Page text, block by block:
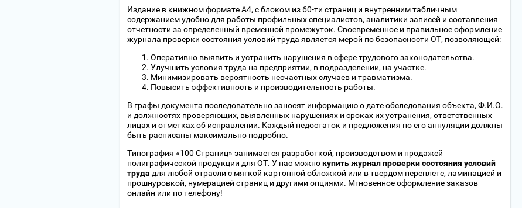
Издание в книжном формате А4, с блоком из 60-ти страниц и внутренним табличным
содержанием удобно для работы профильных специалистов, аналитики записей и составления
отчетности за определенный временной промежуток. Своевременное и правильное оформление
журнала проверки состояния условий труда является мерой по безопасности ОТ, позволяющей:
Оперативно выявить и устранить нарушения в сфере трудового законодательства.
Улучшить условия труда на предприятии, в подразделении, на участке.
Минимизировать вероятность несчастных случаев и травматизма.
Повысить эффективность и производительность работы.
В графы документа последовательно заносят информацию о дате обследования объекта, Ф.И.О.
и должностях проверяющих, выявленных нарушениях и сроках их устранения, ответственных
лицах и отметках об исправлении. Каждый недостаток и предложения по его аннуляции должны
быть расписаны максимально подробно.
Типография «100 Страниц» занимается разработкой, производством и продажей
полиграфической продукции для ОТ. У нас можнокупить журнал проверки состояния условий
труда для любой отрасли с мягкой картонной обложкой или в твердом переплете, ламинацией и
прошнуровкой, нумерацией страниц и другими опциями. Мгновенное оформление заказов
онлайн или по телефону!